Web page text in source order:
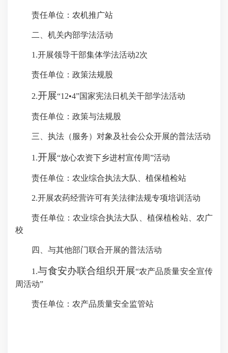
责任单位：农机推广站
二、机关内部学法活动
1.开展领导干部集体学法活动2次
责任单位：政策法规股
2.开展“12•4”国家宪法日机关干部学法活动
责任单位：政策与法规股
三、执法（服务）对象及社会公众开展的普法活动
1.开展“放心农资下乡进村宣传周”活动
责任单位： 农业综合执法大队、植保植检站
2.开展农药经营许可有关法律法规专项培训活动
责任单位：农业综合执法大队
、植保植检站、农广
校
四、与其他部门联合开展的普法活动
1.与食安办联合组织开展“农产品质量安全宣传
周活动”
责任单位：农产品质量安全监管站